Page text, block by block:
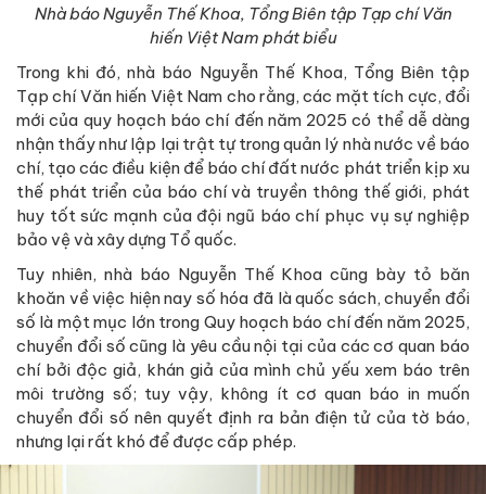
Nhà báo Nguyễn Thế Khoa, Tổng Biên tập Tạp chí Văn
hiến Việt Nam phát biểu
Trong khi đó, nhà báo Nguyễn Thế Khoa, Tổng Biên tập
Tạp chí Văn hiến Việt Nam cho rằng, các mặt tích cực, đổi
mới của quy hoạch báo chí đến năm 2025 có thể dễ dàng
nhận thấy như lập lại trật tự trong quản lý nhà nước về báo
chí, tạo các điều kiện để báo chí đất nước phát triển kịp xu
thế phát triển của báo chí và truyền thông thế giới, phát
huy tốt sức mạnh của đội ngũ báo chí phục vụ sự nghiệp
bảo vệ và xây dựng Tổ quốc.
Tuy nhiên, nhà báo Nguyễn Thế Khoa cũng bày tỏ băn
khoăn về việc hiện nay số hóa đã là quốc sách, chuyển đổi
số là một mục lớn trong Quy hoạch báo chí đến năm 2025,
chuyển đổi số cũng là yêu cầu nội tại của các cơ quan báo
chí bởi độc giả, khán giả của mình chủ yếu xem báo trên
môi trường số; tuy vậy, không ít cơ quan báo in muốn
chuyển đổi số nên quyết định ra bản điện tử của tờ báo,
nhưng lại rất khó để được cấp phép.